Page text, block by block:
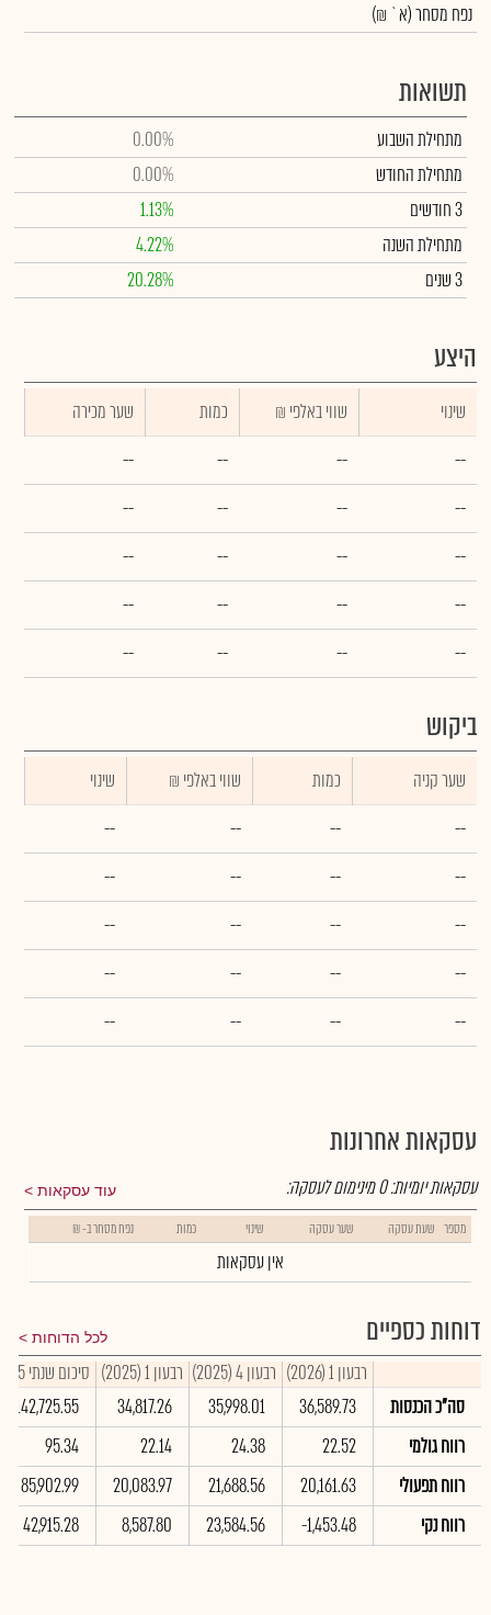
נפח מסחר(א` ₪)
תשואות
מתחילת השבוע
0.00%
מתחילת החודש
0.00%
3 חודשים
1.13%
מתחילת השנה
4.22%
3 שנים
20.28%
היצע
שינוי ₪ שווי באלפי כמות
שער מכירה
--
--
--
--
--
--
--
--
--
--
--
--
--
--
--
--
--
--
--
--
ביקוש
שער קניה כמות ₪ שווי באלפי
שינוי
--
--
--
--
--
--
--
--
--
--
--
--
--
--
--
--
--
--
--
--
עסקאות אחרונות
עוד עסקאות עסקאות יומיות:0מינימום לעסקה:
מספר שעת עסקה שער עסקה שינוי כמות נפח מסחר ב- ₪
אין עסקאות
דוחות כספיים לכל הדוחות
רבעון 1 (2026) רבעון 4 (2025) רבעון 1 (2025)
סיכום שנתי 2025
סה"כ הכנסות
36,589.73
35,998.01
34,817.26
142,725.55
רווח גולמי
22.52
24.38
22.14
95.34
רווח תפעולי
20,161.63
21,688.56
20,083.97
85,902.99
רווח נקי
-1,453.48
23,584.56
8,587.80
42,915.28